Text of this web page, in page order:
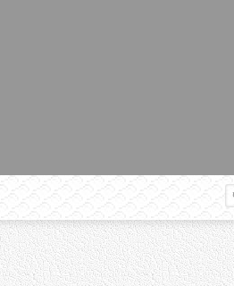
Здравствуйте уважаемыйГость. Чтобы
пользоваться данной панелью